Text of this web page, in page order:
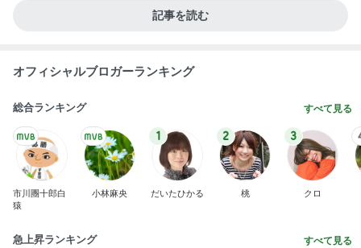
記事を読む
オフィシャルブロガーランキング
総合ランキング すべて見る
市川團十郎白
猿
小林麻央
1
だいたひかる
2
桃
3
クロ
急上昇ランキング すべて見る